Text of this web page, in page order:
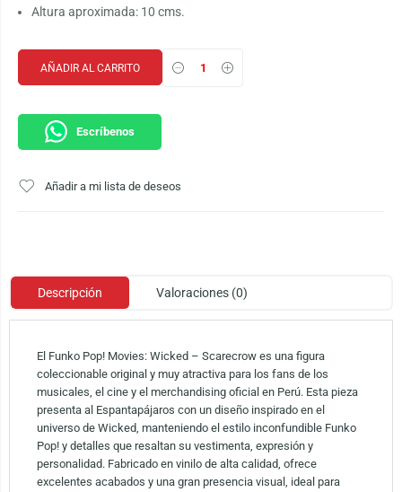
Altura aproximada: 10 cms.
AÑADIR AL CARRITO
Escríbenos
Añadir a mi lista de deseos
Descripción Valoraciones (0)
El Funko Pop! Movies: Wicked – Scarecrow es una figura
coleccionable original y muy atractiva para los fans de los
musicales, el cine y el merchandising oficial en Perú. Esta pieza
presenta al Espantapájaros con un diseño inspirado en el
universo de Wicked, manteniendo el estilo inconfundible Funko
Pop! y detalles que resaltan su vestimenta, expresión y
personalidad. Fabricado en vinilo de alta calidad, ofrece
excelentes acabados y una gran presencia visual, ideal para